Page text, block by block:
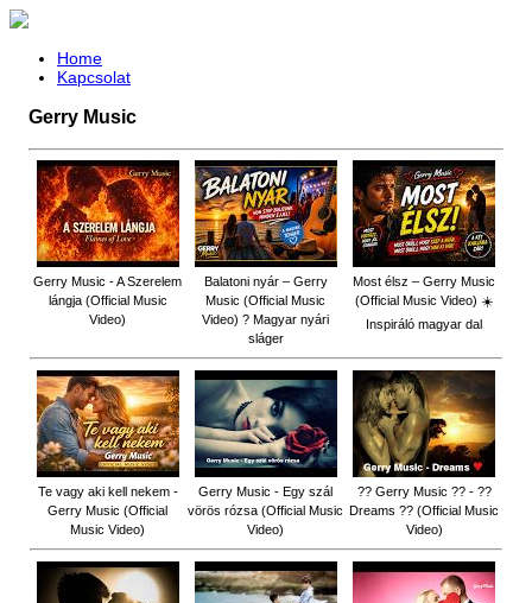
Home
Kapcsolat
Gerry Music
Gerry Music - A Szerelem
lángja (Official Music
Video)
Balatoni nyár – Gerry
Music (Official Music
Video) ? Magyar nyári
sláger
Most élsz – Gerry Music
(Official Music Video) ☀️
Inspiráló magyar dal
Te vagy aki kell nekem -
Gerry Music (Official
Music Video)
Gerry Music - Egy szál
vörös rózsa (Official Music
Video)
?? Gerry Music ?? - ??
Dreams ?? (Official Music
Video)